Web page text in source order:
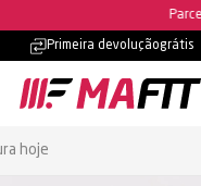
Ganhe 5% OFF na primeira compra
Primeira devoluçãográtis